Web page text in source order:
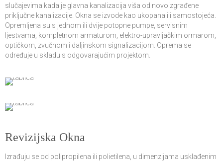
slučajevima kada je glavna kanalizacija viša od novoizgrađene
priključne kanalizacije. Okna se izvode kao ukopana ili samostojeća.
Opremljena su s jednom ili dvije potopne pumpe, servisnim
ljestvama, kompletnom armaturom, elektro-upravljačkim ormarom,
optičkom, zvučnom i daljinskom signalizacijom. Oprema se
određuje u skladu s odgovarajućim projektom.
Revizijska Okna
Izrađuju se od polipropilena ili polietilena, u dimenzijama usklađenim